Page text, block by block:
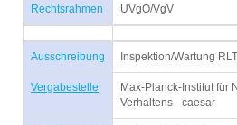
Rechtsrahmen UVgO/VgV
Ausschreibung Inspektion/Wartung
Vergabestelle
Max-Planck-Institut für
Verhaltens - caesar